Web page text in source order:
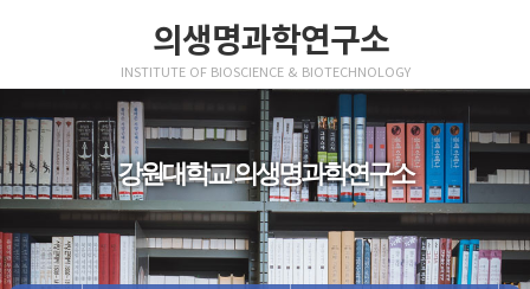
의생명과학연구소
INSTITUTE OF BIOSCIENCE & BIOTECHNOLOGY
강원대학교 의생명과학연구소